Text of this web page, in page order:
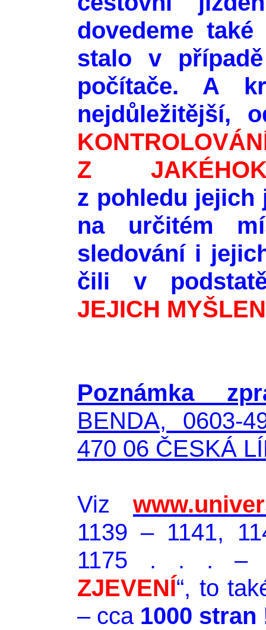
dovedeme
stalo v
počítače. A
nejdůležitější,
Z
z pohledu jejich
na určitém
sledování i
čili v
JEJICH
Poznámka
BENDA, 0603-
470 06 ČESKÁ
Viz
1139 – 1141,
1175 . . . –
ZJEVENÍ“, to
– cca 1000 stran